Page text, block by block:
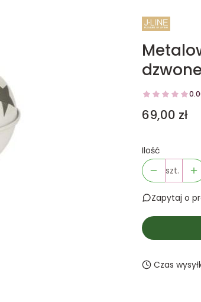
Cena
69,00 zł
Ilość
szt.
Zapytaj o
Czas